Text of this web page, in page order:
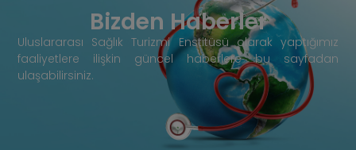
Bizden Haberler
Uluslararası Sağlık Turizmi Enstitüsü olarak yaptığımız
faaliyetlere ilişkin güncel haberlere bu sayfadan
ulaşabilirsiniz.